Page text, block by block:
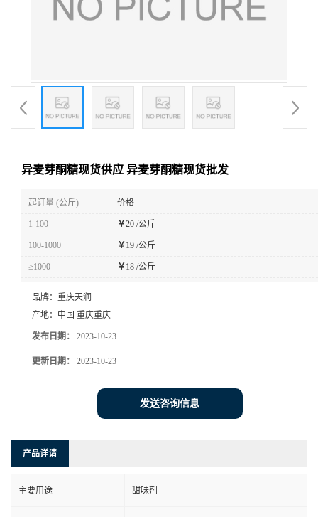
异麦芽酮糖现货供应 异麦芽酮糖现货批发
起订量 (公斤) 价格
1-100 ￥20 /公斤
100-1000 ￥19 /公斤
≥1000 ￥18 /公斤
品牌： 重庆天润
产地： 中国 重庆重庆
发布日期： 2023-10-23
更新日期： 2023-10-23
发送咨询信息
产品详请
主要用途 甜味剂